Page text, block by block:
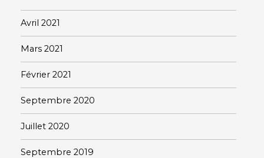
Avril 2021
Mars 2021
Février 2021
Septembre 2020
Juillet 2020
Septembre 2019